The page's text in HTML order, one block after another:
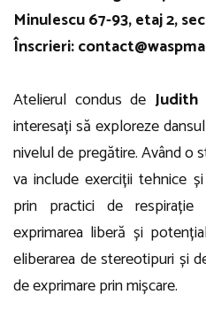
Minulescu 67-93, etaj 2,
Înscrieri:
Atelierul condus de Judith
interesați să exploreze
nivelul de pregătire. Având o
va include exerciții tehnice
prin practici de respirație
exprimarea liberă și
eliberarea de stereotipuri și
de exprimare prin mișcare.